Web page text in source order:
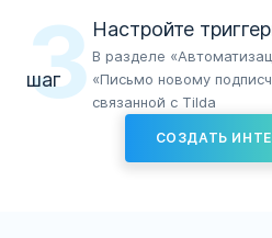
3
шаг
Настройте
В разделе
«Письмо новому
связанной с Tilda
СОЗДАТЬ